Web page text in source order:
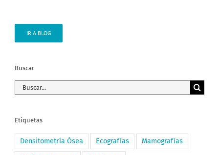
IR A BLOG
Buscar
Buscar:
Etiquetas
Densitometría Ósea Ecografías Mamografías